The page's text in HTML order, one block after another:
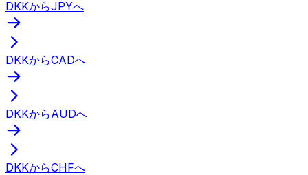
DKKからJPYへ
DKKからCADへ
DKKからAUDへ
DKKからCHFへ